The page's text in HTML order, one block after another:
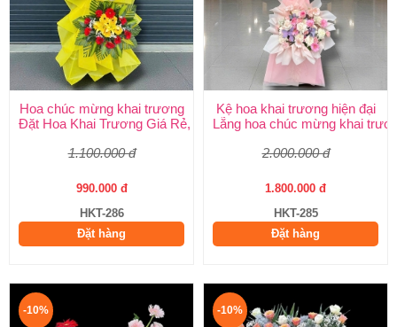
Hoa chúc mừng khai trương
Đặt Hoa Khai Trương Giá Rẻ, Đẹp Sang Trọng – Shop Hoa Khai
1.100.000 đ
990.000 đ
HKT-286
Đặt hàng
Kệ hoa khai trương hiện đại
Lẵng hoa chúc mừng khai
2.000.000 đ
1.800.000 đ
HKT-285
Đặt hàng
-10% -10%